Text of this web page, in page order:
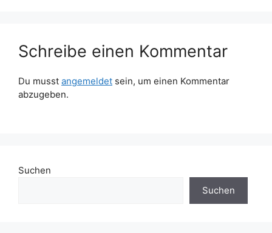
Schreibe einen Kommentar
Du musst angemeldet sein, um einen Kommentar
abzugeben.
Suchen
Suchen